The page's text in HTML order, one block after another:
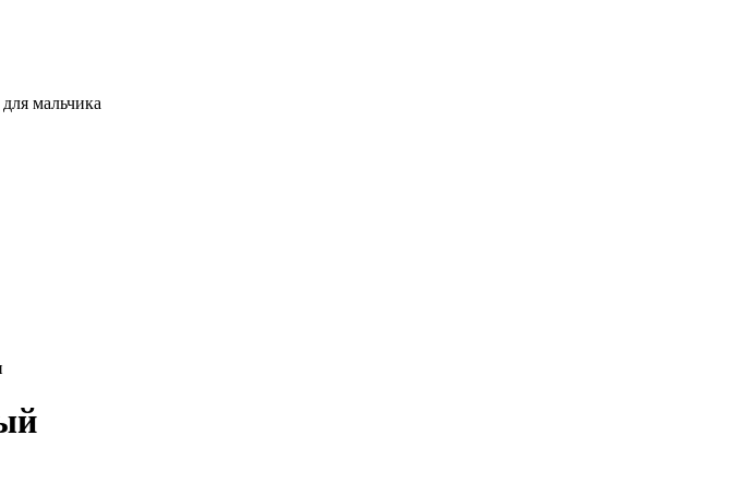
мальчика